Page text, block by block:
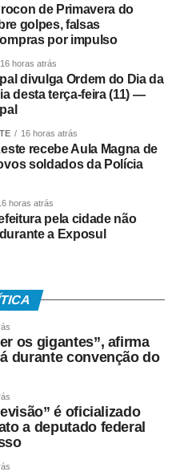
Share
de Primavera do
golpes, falsas
por impulso
16 horas atrás
divulga Ordem do Dia da
desta terça-feira (11) —
16 horas atrás
recebe Aula Magna de
soldados da Polícia
horas atrás
pela cidade não
a Exposul
os gigantes”, afirma
durante convenção do
é oficializado
a deputado federal